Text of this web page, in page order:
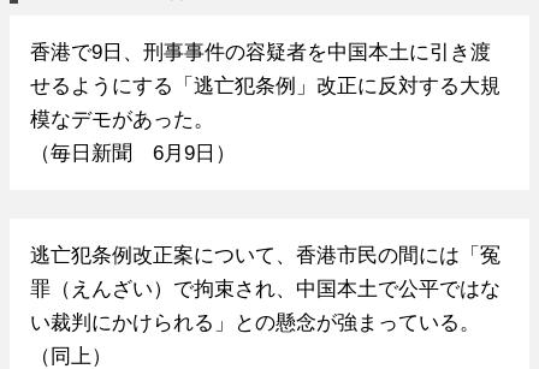
香港で9日、刑事事件の容疑者を中国本土に引き渡
せるようにする「逃亡犯条例」改正に反対する大規
模なデモがあった。
（毎日新聞 6月9日）
逃亡犯条例改正案について、香港市民の間には「冤
罪（えんざい）で拘束され、中国本土で公平ではな
い裁判にかけられる」との懸念が強まっている。
（同上）